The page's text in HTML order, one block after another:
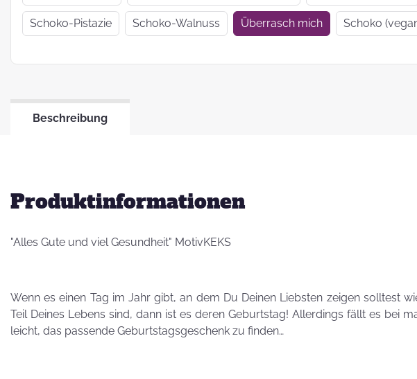
verkrümelt...
zur
2021
Besuch von
Petra Homeier
Schoko-Pistazie Schoko-Walnuss Überrasch mich Schoko
Beschreibung
Produktinformationen
"Alles Gute und viel Gesundheit" MotivKEKS
Wenn es einen Tag im Jahr gibt, an dem Du Deinen Liebsten zeigen solltest
Teil Deines Lebens sind, dann ist es deren Geburtstag! Allerdings fällt es bei
leicht, das passende Geburtstagsgeschenk zu finden…